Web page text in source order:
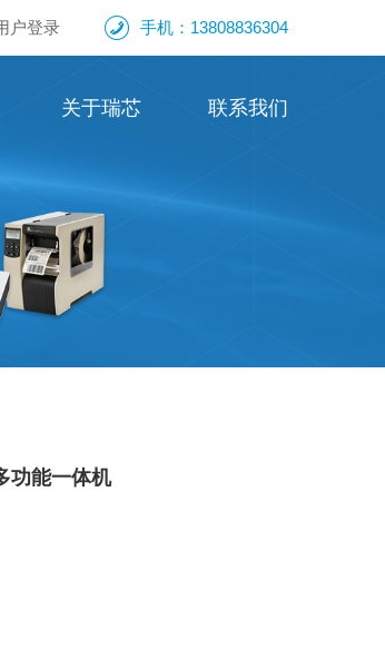
户登录 手机：13808836304
关于瑞芯 联系我们
功能一体机